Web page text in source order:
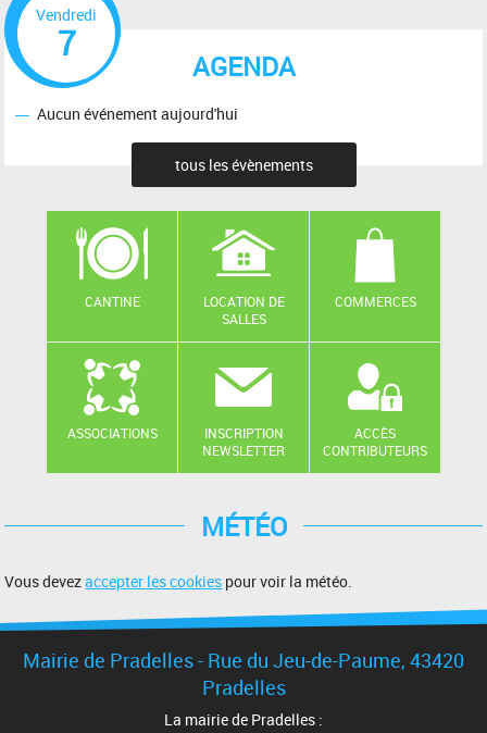
AGENDA
Vendredi
7
Aucun événement aujourd'hui
tous les évènements
CANTINE
LOCATION DE
SALLES
COMMERCES
ASSOCIATIONS
INSCRIPTION
NEWSLETTER
ACCÈS
CONTRIBUTEURS
MÉTÉO
Vous devezaccepter les cookies pour voir la météo.
Mairie de Pradelles - Rue du Jeu-de-Paume, 43420
Pradelles
La mairie de Pradelles :